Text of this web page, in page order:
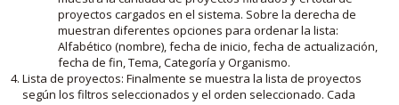
proyectos cargados en el sistema. Sobre la derecha de
muestran diferentes opciones para ordenar la lista:
Alfabético (nombre), fecha de inicio, fecha de actualización,
fecha de fin, Tema, Categoría y Organismo.
Lista de proyectos: Finalmente se muestra la lista de proyectos
según los filtros seleccionados y el orden seleccionado. Cada